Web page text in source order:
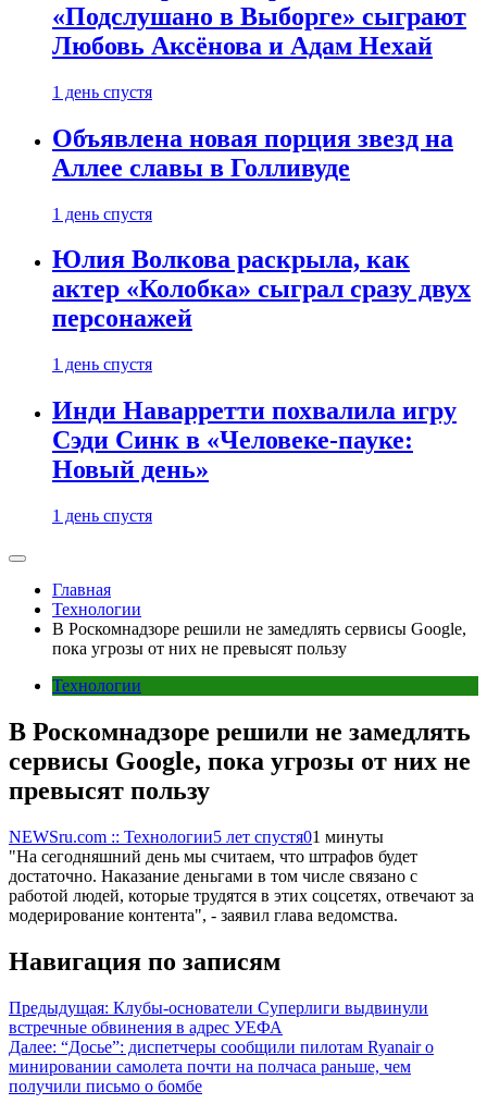
«Подслушано в Выборге» сыграют
Любовь Аксёнова и Адам Нехай
1 день спустя
Объявлена новая порция звезд на
Аллее славы в Голливуде
1 день спустя
Юлия Волкова раскрыла, как
актер «Колобка» сыграл сразу двух
персонажей
1 день спустя
Инди Наварретти похвалила игру
Сэди Синк в «Человеке-пауке:
Новый день»
1 день спустя
Главная
Технологии
В Роскомнадзоре решили не замедлять сервисы Google,
пока угрозы от них не превысят пользу
Технологии
В Роскомнадзоре решили не замедлять
сервисы Google, пока угрозы от них не
превысят пользу
NEWSru.com :: Технологии5 лет спустя01 минуты
"На сегодняшний день мы считаем, что штрафов будет
достаточно. Наказание деньгами в том числе связано с
работой людей, которые трудятся в этих соцсетях, отвечают за
модерирование контента", - заявил глава ведомства.
Навигация по записям
Предыдущая: Клубы-основатели Суперлиги выдвинули
встречные обвинения в адрес УЕФА
Далее: “Досье”: диспетчеры сообщили пилотам Ryanair о
минировании самолета почти на полчаса раньше, чем
получили письмо о бомбе